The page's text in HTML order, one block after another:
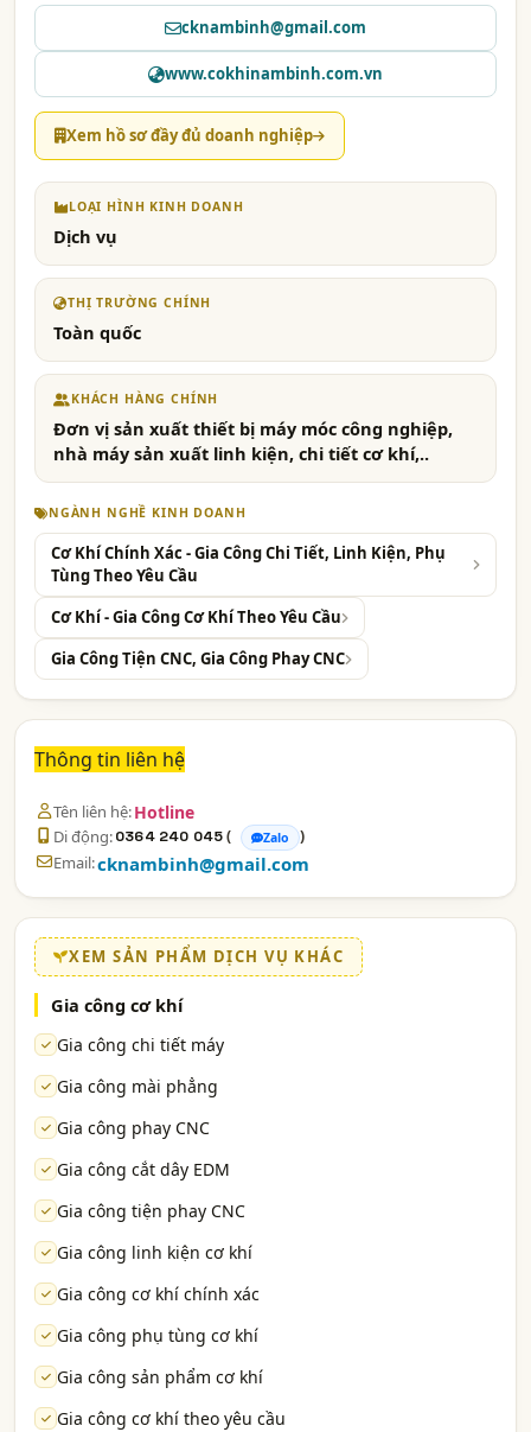
cknambinh@gmail.com
www.cokhinambinh.com.vn
Xem hồ sơ đầy đủ doanh nghiệp
LOẠI HÌNH KINH DOANH
Dịch vụ
THỊ TRƯỜNG CHÍNH
Toàn quốc
KHÁCH HÀNG CHÍNH
Đơn vị sản xuất thiết bị máy móc công nghiệp,
nhà máy sản xuất linh kiện, chi tiết cơ khí,..
NGÀNH NGHỀ KINH DOANH
Cơ Khí Chính Xác - Gia Công Chi Tiết, Linh Kiện, Phụ
Tùng Theo Yêu Cầu
Cơ Khí - Gia Công Cơ Khí Theo Yêu Cầu
Gia Công Tiện CNC, Gia Công Phay CNC
Thông tin liên hệ
Tên liên hệ:Hotline
Di động:0364 240 045( Zalo )
Email:cknambinh@gmail.com
XEM SẢN PHẨM DỊCH VỤ KHÁC
Gia công cơ khí
Gia công chi tiết máy
Gia công mài phẳng
Gia công phay CNC
Gia công cắt dây EDM
Gia công tiện phay CNC
Gia công linh kiện cơ khí
Gia công cơ khí chính xác
Gia công phụ tùng cơ khí
Gia công sản phẩm cơ khí
Gia công cơ khí theo yêu cầu